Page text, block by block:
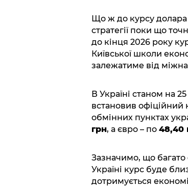
Що ж до курсу долара
стратегії поки що
до кінця 2026 року
Київської школи
залежатиме від
В Україні станом на
встановив офіційний
обмінних пунктах
грн, а євро – по 48,40
Зазначимо, що багато
Україні курс буде
дотримується